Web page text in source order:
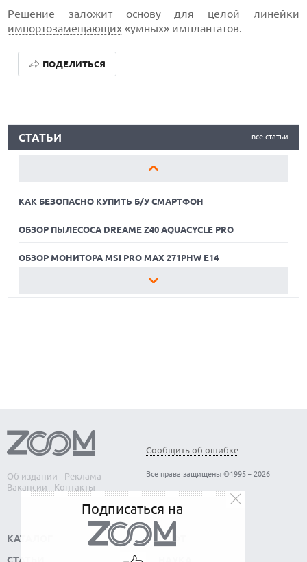
Решение заложит основу для целой линейки
импортозамещающих «умных» имплантатов.
ПОДЕЛИТЬСЯ
все статьи
СТАТЬИ
ОБЗОР МОНИТОРА MSI PRO MAX 271PHW E14
КАК БЕЗОПАСНО КУПИТЬ Б/У СМАРТФОН
ОБЗОР ПЫЛЕСОСА DREAME Z40 AQUACYCLE PRO
ОБЗОР МОНИТОРА MSI PRO MAX 271PHW E14
КАК БЕЗОПАСНО КУПИТЬ Б/У СМАРТФОН
Об издании
Реклама
Вакансии
Контакты
Сообщить об ошибке
Все права защищены ©1995 – 2026
КАТАЛОГ
СОФТ
Подписаться на